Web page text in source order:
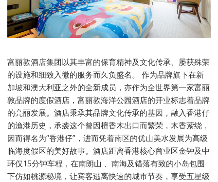
富丽敦酒店集团以其丰富的保育精神及文化传承、屡获殊荣
的设施和细致入微的服务而久负盛名。 作为品牌旗下在新
加坡和澳大利亚之外的全新成员，亦作为全世界第一家富丽
敦品牌的度假酒店，富丽敦海洋公园酒店的开业标志着品牌
的亮丽发展。酒店秉承其品牌文化传承的基因，融入香港仔
的渔港历史，承袭这个曾因檀香木出口而繁荣，木香萦绕，
因而得名为“香港仔”，进而凭着南区的优山美水发展为高级
临海度假区的美好故事。酒店距离香港核心商业区金钟及中
环仅15分钟车程，在南朗山 、南海及错落有致的小岛包围
下仿如桃源秘境，让宾客逃离快速的城市节奏，享受五星级